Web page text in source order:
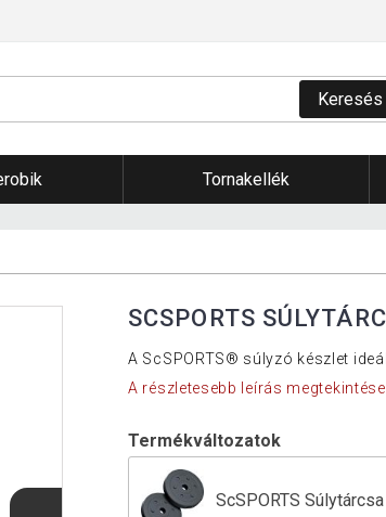
Keresés
Tornakellék
SCSPORTS
A ScSPORTS® súlyzó készlet
A részletesebb leírás megtekintése
Termékváltozatok
ScSPORTS